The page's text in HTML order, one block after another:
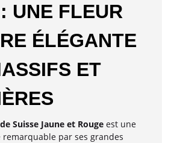
UNE FLEUR
ÉLÉGANTE
ET
Suisse Jaune et Rouge est une
par ses grandes